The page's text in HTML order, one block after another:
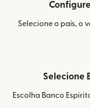
Selecione o país, o
Selecione
Escolha Banco